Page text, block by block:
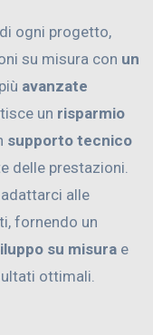
ogni progetto,
su misura con un
avanzate
un risparmio
supporto tecnico
delle prestazioni.
alle
fornendo un
su misura e
ottimali.